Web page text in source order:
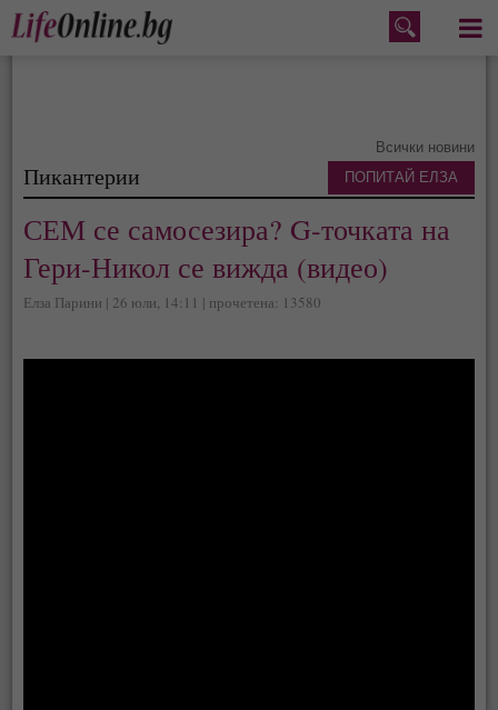
Меню
Всички новини
Пикантерии
СЕМ се самосезира? G-точката на
Гери-Никол се вижда (видео)
Елза Парини | 26 юли, 14:11 | прочетена: 13580
ПОПИТАЙ ЕЛЗА